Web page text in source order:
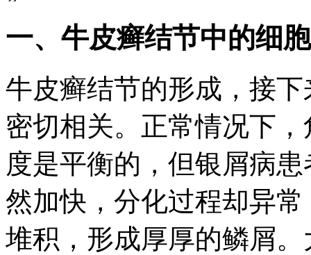
一、牛皮癣结节中的细
牛皮癣结节的形成，接
密切相关。正常情况下
度是平衡的，但银屑病
然加快，分化过程却异
堆积，形成厚厚的鳞屑